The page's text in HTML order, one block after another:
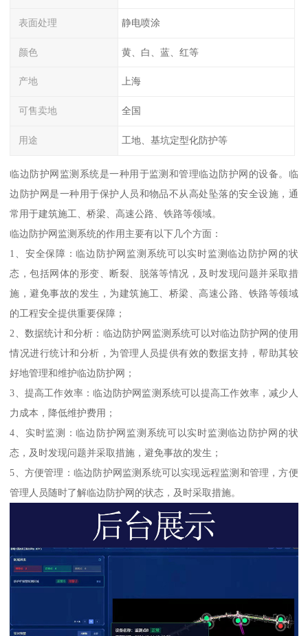
表面处理 静电喷涂
颜色 黄、白、蓝、红等
产地 上海
可售卖地 全国
用途 工地、基坑定型化防护等
临边防护网监测系统是一种用于监测和管理临边防护网的设备。临
边防护网是一种用于保护人员和物品不从高处坠落的安全设施，通
常用于建筑施工、桥梁、高速公路、铁路等领域。
临边防护网监测系统的作用主要有以下几个方面：
1、安全保障：临边防护网监测系统可以实时监测临边防护网的状
态，包括网体的形变、断裂、脱落等情况，及时发现问题并采取措
施，避免事故的发生，为建筑施工、桥梁、高速公路、铁路等领域
的工程安全提供重要保障；
2、数据统计和分析：临边防护网监测系统可以对临边防护网的使用
情况进行统计和分析，为管理人员提供有效的数据支持，帮助其较
好地管理和维护临边防护网；
3、提高工作效率：临边防护网监测系统可以提高工作效率，减少人
力成本，降低维护费用；
4、实时监测：临边防护网监测系统可以实时监测临边防护网的状
态，及时发现问题并采取措施，避免事故的发生；
5、方便管理：临边防护网监测系统可以实现远程监测和管理，方便
管理人员随时了解临边防护网的状态，及时采取措施。